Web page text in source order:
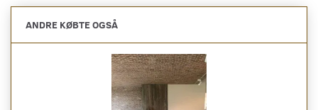
ANDRE KØBTE OGSÅ